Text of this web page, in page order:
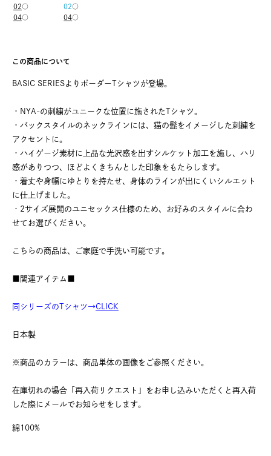
02○
04○
02○
04○
この商品について
BASIC SERIESよりボーダーTシャツが登場。
・NYA-の刺繍がユニークな位置に施されたTシャツ。
・バックスタイルのネックラインには、猫の髭をイメージした刺繍を
アクセントに。
・ハイゲージ素材に上品な光沢感を出すシルケット加工を施し、ハリ
感がありつつ、ほどよくきちんとした印象をもたらします。
・着丈や身幅にゆとりを持たせ、身体のラインが出にくいシルエット
に仕上げました。
・2サイズ展開のユニセックス仕様のため、お好みのスタイルに合わ
せてお選びください。
こちらの商品は、ご家庭で手洗い可能です。
■関連アイテム■
同シリーズのTシャツ→CLICK
日本製
※商品のカラーは、商品単体の画像をご参照ください。
在庫切れの場合「再入荷リクエスト」をお申し込みいただくと再入荷
した際にメールでお知らせをします。
綿100%